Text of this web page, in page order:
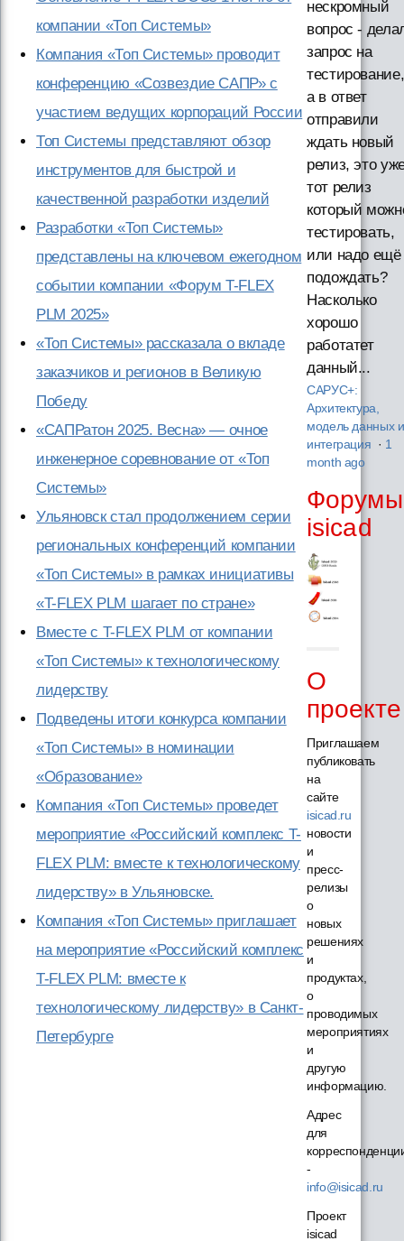
компании «Топ Системы»
Компания «Топ Системы» проводит
конференцию «Созвездие САПР» с
участием ведущих корпораций России
Топ Системы представляют обзор
инструментов для быстрой и
качественной разработки изделий
Разработки «Топ Системы»
представлены на ключевом ежегодном
событии компании «Форум T-FLEX
PLM 2025»
«Топ Системы» рассказала о вкладе
заказчиков и регионов в Великую
Победу
«САПРатон 2025. Весна» — очное
инженерное соревнование от «Топ
Системы»
Ульяновск стал продолжением серии
региональных конференций компании
«Топ Системы» в рамках инициативы
«T-FLEX PLM шагает по стране»
Вместе с T-FLEX PLM от компании
«Топ Системы» к технологическому
лидерству
Подведены итоги конкурса компании
«Топ Системы» в номинации
«Образование»
Компания «Топ Системы» проведет
мероприятие «Российский комплекс T-
FLEX PLM: вместе к технологическому
лидерству» в Ульяновске.
Компания «Топ Системы» приглашает
на мероприятие «Российский комплекс
T-FLEX PLM: вместе к
технологическому лидерству» в Санкт-
Петербурге
нескромный
вопрос -
запрос на
тестирование,
а в ответ
отправили
ждать новый
релиз, это
тот релиз
который
тестировать,
или надо ещё
подождать?
Насколько
хорошо
работатет
данный...
САРУС+:
Архитектура,
модель данных и
интеграция · 1
month ago
Форумы
isicad
О
проекте
Приглашаем
публиковать
на
сайте
isicad.ru
новости
и
пресс-
релизы
о
новых
решениях
и
продуктах,
о
проводимых
мероприятиях
и
другую
информацию.
Адрес
для
-
info@isicad.ru
Проект
isicad